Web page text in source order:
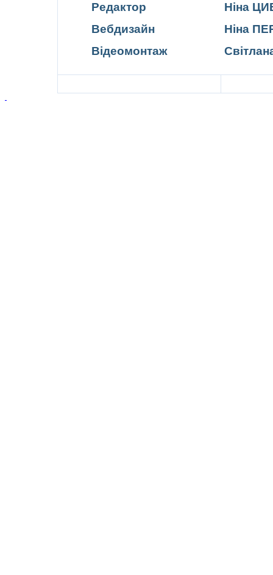
Редактор
Ніна
Вебдизайн
Ніна
Відеомонтаж